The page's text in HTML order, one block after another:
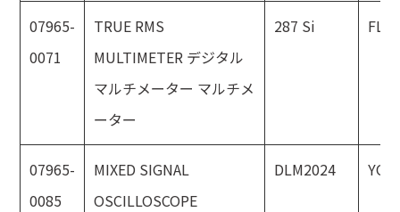
07965-
0071
TRUE RMS
MULTIMETER デジタル
マルチメーター マルチメ
ーター
287 Si
07965-
0085
MIXED SIGNAL
OSCILLOSCOPE
DLM2024